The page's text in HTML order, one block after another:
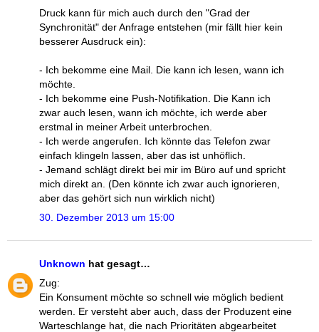
Druck kann für mich auch durch den "Grad der
Synchronität" der Anfrage entstehen (mir fällt hier kein
besserer Ausdruck ein):
- Ich bekomme eine Mail. Die kann ich lesen, wann ich
möchte.
- Ich bekomme eine Push-Notifikation. Die Kann ich
zwar auch lesen, wann ich möchte, ich werde aber
erstmal in meiner Arbeit unterbrochen.
- Ich werde angerufen. Ich könnte das Telefon zwar
einfach klingeln lassen, aber das ist unhöflich.
- Jemand schlägt direkt bei mir im Büro auf und spricht
mich direkt an. (Den könnte ich zwar auch ignorieren,
aber das gehört sich nun wirklich nicht)
30. Dezember 2013 um 15:00
Unknown hat gesagt…
Zug:
Ein Konsument möchte so schnell wie möglich bedient
werden. Er versteht aber auch, dass der Produzent eine
Warteschlange hat, die nach Prioritäten abgearbeitet